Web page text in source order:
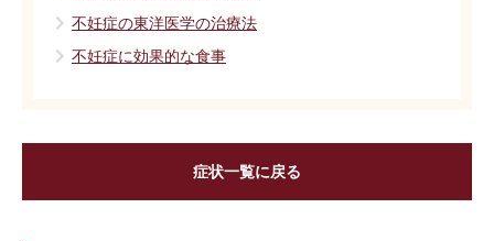
不妊症の東洋医学の治療法
不妊症に効果的な食事
症状一覧に戻る